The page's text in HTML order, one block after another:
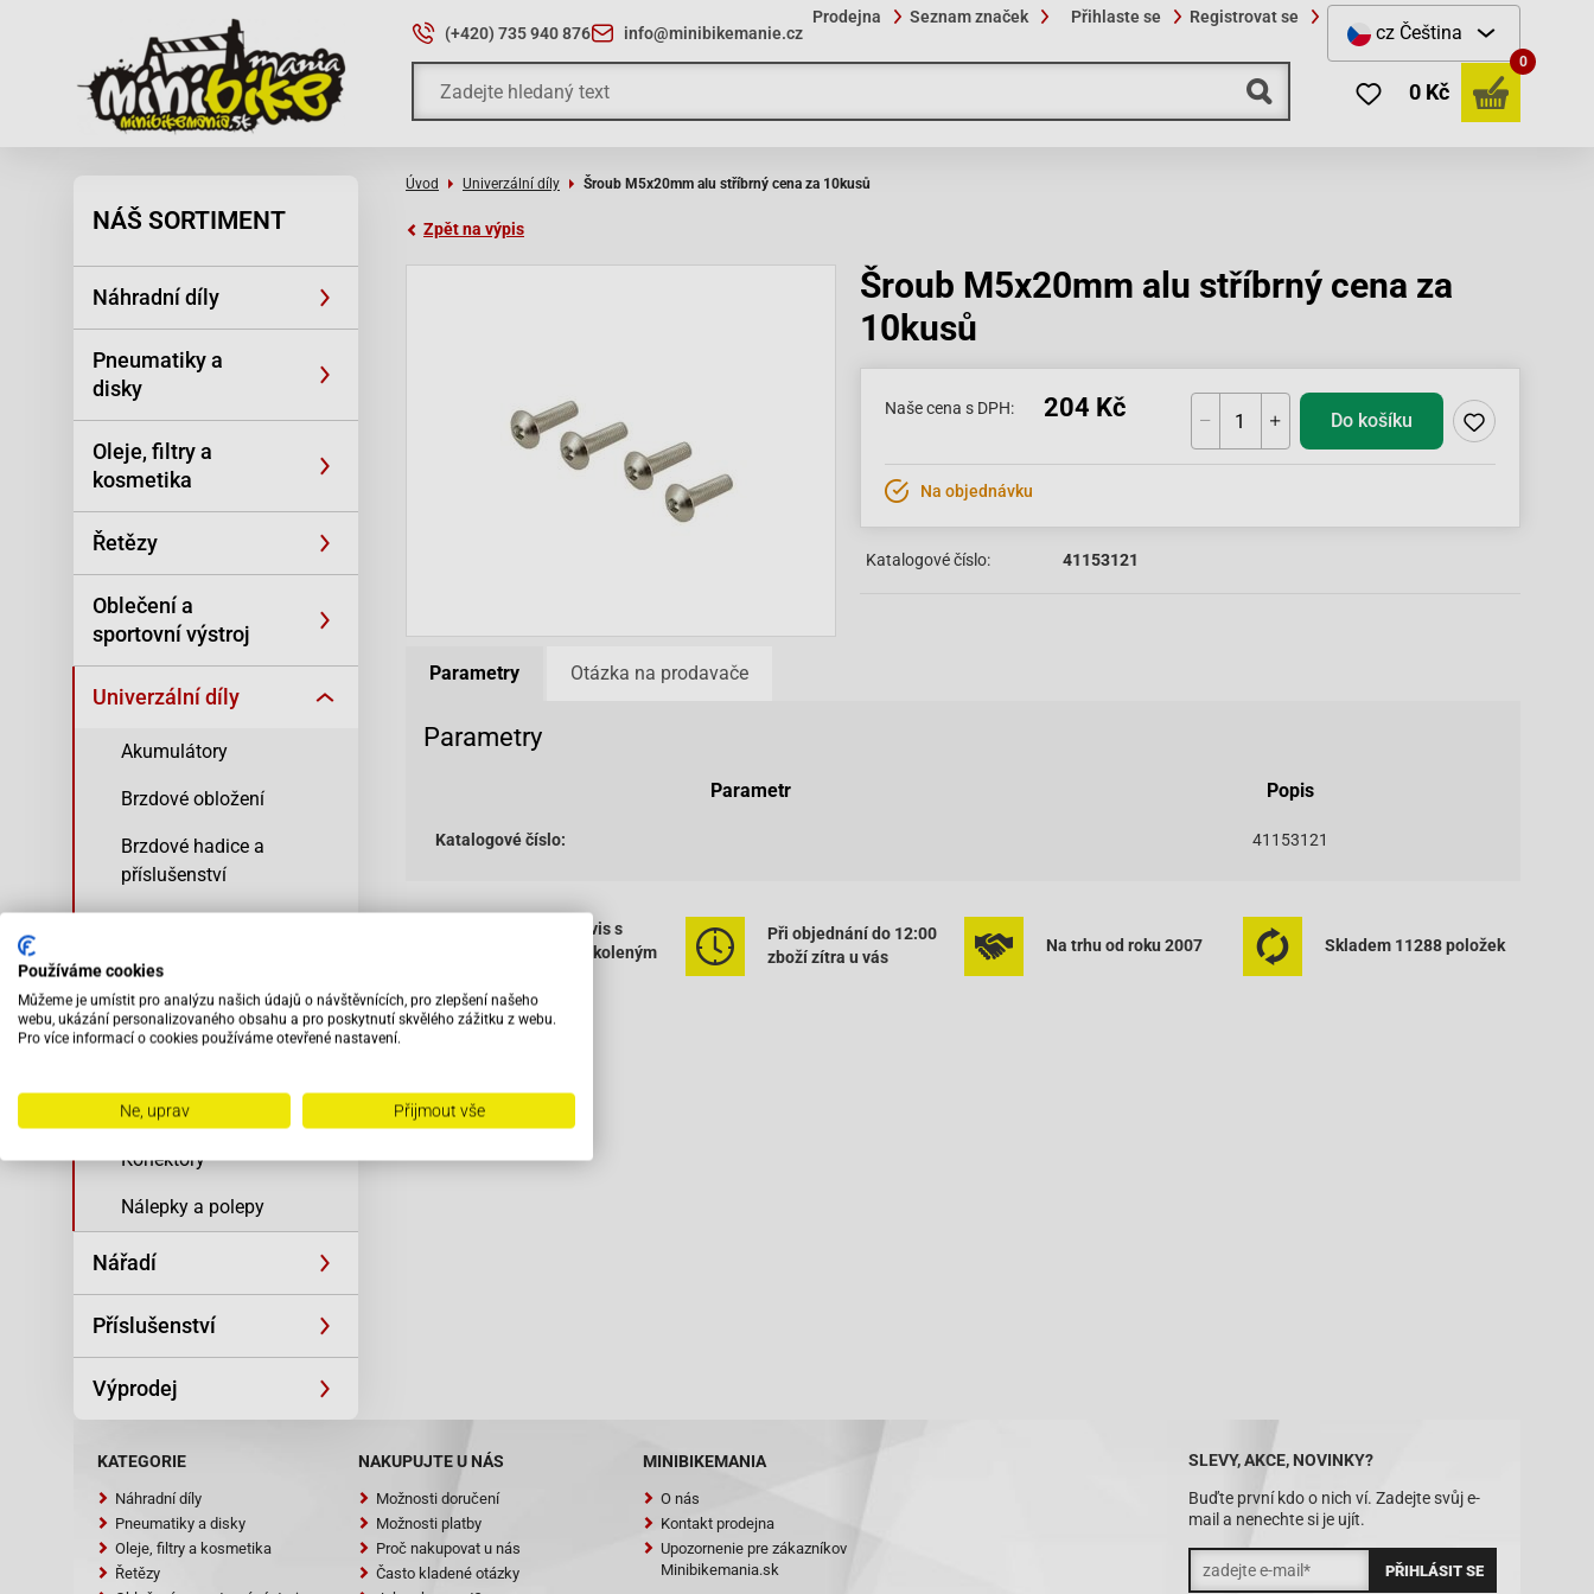
(+420) 735 940 876 info@minibikemanie.cz
Prodejna Seznam značek Přihlaste se Registrovat se
cz Čeština
0 Kč
0
NÁŠ SORTIMENT
Náhradní díly
Pneumatiky a
disky
Oleje, filtry a
kosmetika
Řetězy
Oblečení a
sportovní výstroj
Univerzální díly
Akumulátory
Brzdové obložení
Brzdové hadice a
příslušenství
Žárovky
Šrouby a matice
Ložiska/gufera
Konektory
Nálepky a polepy
Nářadí
Příslušenství
Výprodej
Úvod Univerzální díly Šroub M5x20mm alu stříbrný cena za 10kusů
Zpět na výpis
Šroub M5x20mm alu stříbrný cena za
10kusů
Naše cena s DPH: 204 Kč Do košíku
Na objednávku
Katalogové číslo: 41153121
Parametry Otázka na prodavače
Parametry
Parametr Popis
Katalogové číslo: 41153121
Vybavený servis s
odborným vyškoleným
Při objednání do 12:00
zboží zítra u vás
Na trhu od roku 2007 Skladem 11288 položek
SLEVY, AKCE, NOVINKY?
Buďte první kdo o nich ví. Zadejte svůj e-
mail a nenechte si je ujít.
KATEGORIE
Náhradní díly
Pneumatiky a disky
Oleje, filtry a kosmetika
Řetězy
NAKUPUJTE U NÁS
Možnosti doručení
Možnosti platby
Proč nakupovat u nás
Často kladené otázky
MINIBIKEMANIA
O nás
Kontakt prodejna
Upozornenie pre zákazníkov
Minibikemania.sk
Používáme cookies
Můžeme je umístit pro analýzu našich údajů o návštěvnících, pro zlepšení našeho
webu, ukázání personalizovaného obsahu a pro poskytnutí skvělého zážitku z webu.
Pro více informací o cookies používáme otevřené nastavení.
Ne, uprav Přijmout vše